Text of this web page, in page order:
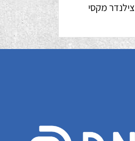
צילנדר מקסי